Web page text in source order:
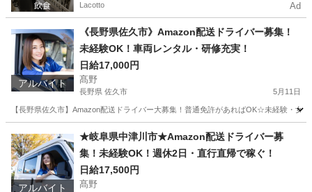
Lacotto Ad
アルバイト
《長野県佐久市》Amazon配送ドライバー募集！
未経験OK！車両レンタル・研修充実！
日給17,000円
髙野
長野県 佐久市 5月11日
【長野県佐久市】Amazon配送ドライバー大募集！普通免許があればOK☆未経験・女
ドライバー Amazon
アルバイト
★岐阜県中津川市★Amazon配送ドライバー募
集！未経験OK！週休2日・直行直帰で稼ぐ！
日給17,500円
髙野